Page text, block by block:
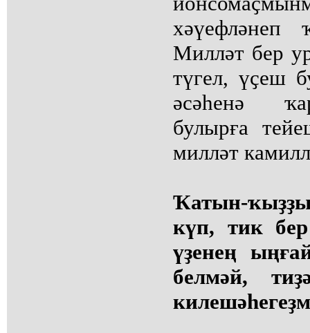
хәүефләнеп
Милләт бер
түгел, үҫеш
әсәһенә
булырға
милләт
Ҡатын-
күп, тик
үҙенең
белмәй,